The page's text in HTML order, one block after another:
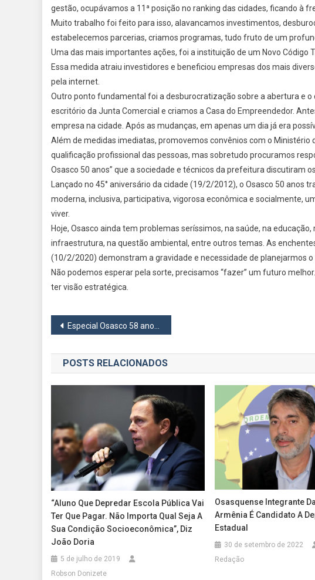
De
Souza
(2005-
2008
gestão, ocupávamos a 11ª posição no ranking das cidades, ficando à
Muito trabalho foi feito para isso, alavancamos investimentos,
estabelecemos parcerias, criamos programas, tudo fruto de um
Uma das mais importantes ações, foi a instituição de um Novo Código
Essa medida atraiu investidores e beneficiou empresas dos mais
pela internet.
Outro ponto fundamental foi a desburocratização sobre a abertura e
escritório da Junta Comercial e criamos a Casa do Empreendedor.
empresa na cidade. Após as mudanças, em apenas um dia já era
Além de medidas imediatas, promovemos convênios com o Ministério
qualificação profissional das pessoas, mas sobretudo procuramos
Osasco 50 anos” que a sociedade e técnicos da prefeitura discutiram
Lançado no 45° aniversário da cidade (19/2/2012), o Osasco 50 anos
moderna, inclusiva, participativa, vigorosa econômica e socialmente,
viver.
Hoje, Osasco ainda tem problemas seríssimos, na saúde, na
infraestrutura, na questão ambiental, entre outros temas. As
(10/2/2020) demonstram a gravidade e necessidade de planejarmos o
Não podemos esperar pela sorte, precisamos “fazer” um futuro
ter visão estratégica.
Navegação
de
Post
Especial Osasco 58 anos: Silas Bortolosso (1997-2000)
POSTS RELACIONADOS
“Aluno Que Depredar Escola Pública Vai
Ter Que Pagar. Não Importa Qual Seja A
Sua Condição Socioeconômica”, Diz
João Doria
5 de julho de 2019
Robson Donizete
Osasquense Integrante
Armênia É Candidato A
Estadual
30 de setembro de 2022
Redação